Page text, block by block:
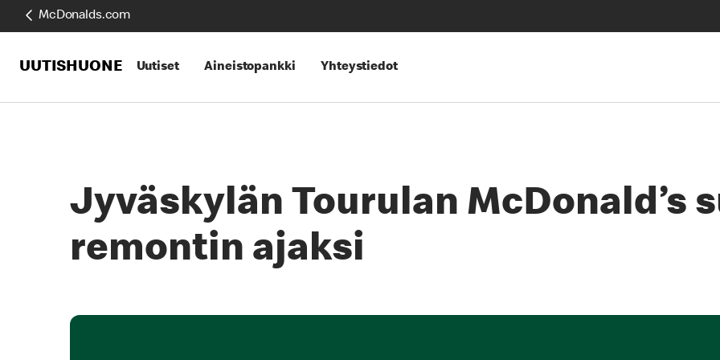
McDonalds.com
UUTISHUONE Uutiset Aineistopankki Yhteystiedot
Jyväskylän Tourulan McDonald’s
remontin ajaksi